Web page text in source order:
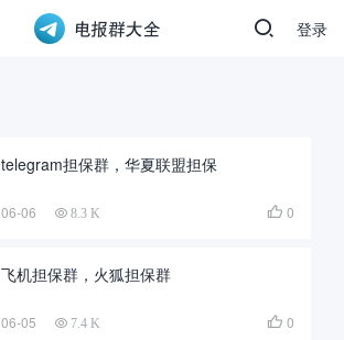
登录
telegram担保群，华夏联盟担保
06-06 8.3 K  0
飞机担保群，火狐担保群
06-05 7.4 K  0